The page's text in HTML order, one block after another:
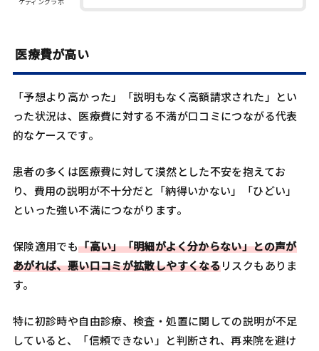
医療費が高い
「予想より高かった」「説明もなく高額請求された」とい
った状況は、医療費に対する不満が口コミにつながる代表
的なケースです。
患者の多くは医療費に対して漠然とした不安を抱えてお
り、費用の説明が不十分だと「納得いかない」「ひどい」
といった強い不満につながります。
保険適用でも「高い」「明細がよく分からない」との声が
あがれば、悪い口コミが拡散しやすくなるリスクもありま
す。
特に初診時や自由診療、検査・処置に関しての説明が不足
していると、「信頼できない」と判断され、再来院を避け